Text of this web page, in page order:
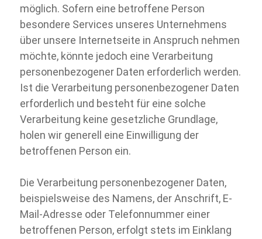
möglich. Sofern eine betroffene Person
besondere Services unseres Unternehmens
über unsere Internetseite in Anspruch nehmen
möchte, könnte jedoch eine Verarbeitung
personenbezogener Daten erforderlich werden.
Ist die Verarbeitung personenbezogener Daten
erforderlich und besteht für eine solche
Verarbeitung keine gesetzliche Grundlage,
holen wir generell eine Einwilligung der
betroffenen Person ein.
Die Verarbeitung personenbezogener Daten,
beispielsweise des Namens, der Anschrift, E-
Mail-Adresse oder Telefonnummer einer
betroffenen Person, erfolgt stets im Einklang